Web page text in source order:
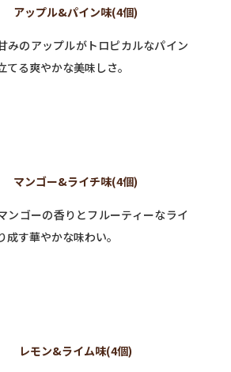
アップル&パイン味(4個)
みのアップルがトロピカルなパイン
てる爽やかな美味しさ。
マンゴー&ライチ味(4個)
ンゴーの香りとフルーティーなライ
成す華やかな味わい。
レモン&ライム味(4個)